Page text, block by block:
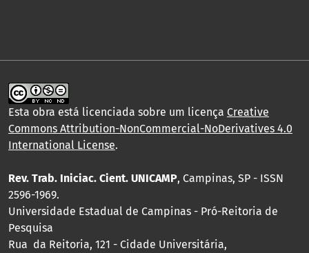
Esta obra está licenciada sobre um licença Creative
Commons Attribution-NonCommercial-NoDerivatives 4.0
International License.
Rev. Trab. Iniciac. Cient. UNICAMP, Campinas, SP - ISSN
2596-1969.
Universidade Estadual de Campinas - Pró-Reitoria de
Pesquisa
Rua da Reitoria, 121 - Cidade Universitária,